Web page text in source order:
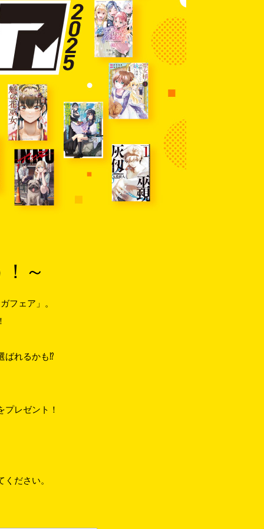
～
フェア」。
ばれるかも⁉
レゼント！
ださい。